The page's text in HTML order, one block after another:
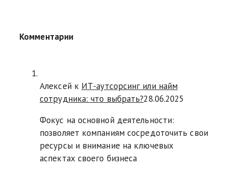
Комментарии
Алексей к ИТ-аутсорсинг или найм
сотрудника: что выбрать?28.06.2025
Фокус на основной деятельности:
позволяет компаниям сосредоточить свои
ресурсы и внимание на ключевых
аспектах своего бизнеса